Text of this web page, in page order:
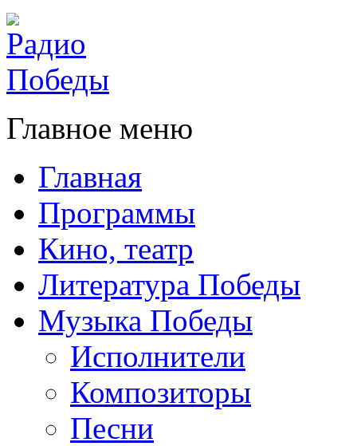
Главное меню
Главная
Программы
Кино, театр
Литература Победы
Музыка Победы
Исполнители
Композиторы
Песни